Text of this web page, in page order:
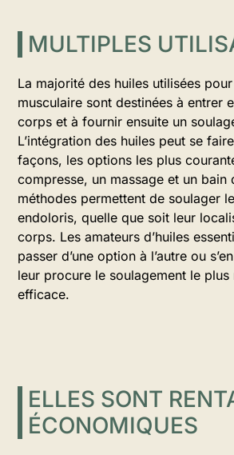
MULTIPLES
La majorité des huiles utilisées
musculaire sont destinées à entrer
corps et à fournir ensuite un
L’intégration des huiles peut se
façons, les options les plus
compresse, un massage et un bain
méthodes permettent de soulager
endoloris, quelle que soit leur
corps. Les amateurs d’huiles
passer d’une option à l’autre ou
leur procure le soulagement le
efficace.
ELLES SONT
ÉCONOMIQUES